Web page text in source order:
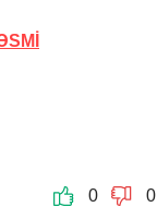
0 0